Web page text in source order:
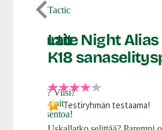
ja osaat? Viisi?
avulla voit
Sutra-asentoa!
Tactic
Late Night
K18
Testiryhmän testaama!